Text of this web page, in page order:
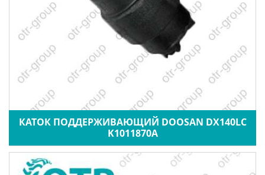
КАТОК ПОДДЕРЖИВАЮЩИЙ DOOSAN DX140LC
K1011870A